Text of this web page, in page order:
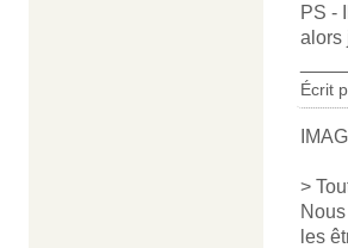
PS -
alors
Écrit
>
les